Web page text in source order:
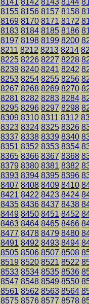
8155 8156 8157 8158
8169 8170 8171 8172
8183 8184 8185 8186
8197 8198 8199 8200
8211 8212 8213 8214
8225 8226 8227 8228
8239 8240 8241 8242
8253 8254 8255 8256
8267 8268 8269 8270
8281 8282 8283 8284
8295 8296 8297 8298
8309 8310 8311 8312
8323 8324 8325 8326
8337 8338 8339 8340
8351 8352 8353 8354
8365 8366 8367 8368
8379 8380 8381 8382
8393 8394 8395 8396
8407 8408 8409 8410
8421 8422 8423 8424
8435 8436 8437 8438
8449 8450 8451 8452
8463 8464 8465 8466
8477 8478 8479 8480
8491 8492 8493 8494
8505 8506 8507 8508
8519 8520 8521 8522
8533 8534 8535 8536
8547 8548 8549 8550
8561 8562 8563 8564
8575 8576 8577 8578